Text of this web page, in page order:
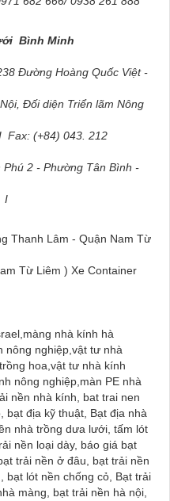
Bình Minh
Đường Hoàng Quốc Việt -
Đối diện Triển lãm Nông
Fax: (+84) 043. 212
Phú 2 - Phường Tân Bình -
I
Thanh Lâm - Quận Nam Từ
Từ Liêm ) Xe Container
nhà kính hà
nông nghiệp,vật tư nhà
hoa,vật tư nhà kính
nông nghiệp,màn PE nhà
nền nhà kính, bat trai nen
bạt địa kỹ thuật, Bạt địa nhà
nhà trồng dưa lưới, tấm lót
nền loại dày, báo giá bạt
trải nền ở đâu, bạt trải nền
bạt lót nền chống cỏ, Bạt trải
màng, bạt trải nền hà nội,